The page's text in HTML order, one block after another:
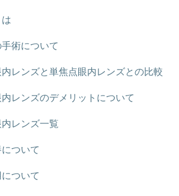
術について
レンズと単焦点眼内レンズとの比較
レンズのデメリットについて
レンズ一覧
ついて
ついて